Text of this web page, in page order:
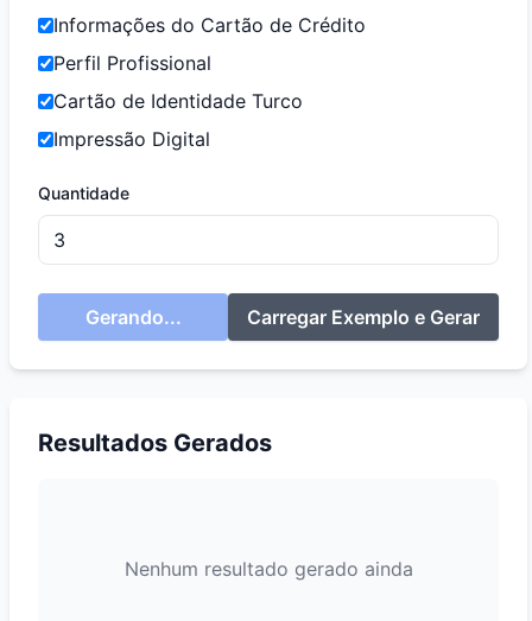
Informações do Cartão de Crédito
Perfil Profissional
Cartão de Identidade Turco
Impressão Digital
Quantidade
Gerando... Carregar Exemplo e Gerar
Resultados Gerados
Nenhum resultado gerado ainda